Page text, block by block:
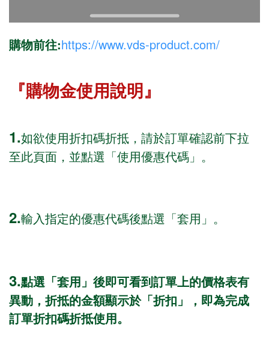
購物前往:https://www.vds-product.com/
『購物金使用說明』
1.如欲使用折扣碼折抵，請於訂單確認前下拉
至此頁面，並點選「使用優惠代碼」。
2.輸入指定的優惠代碼後點選「套用」。
3.點選「套用」後即可看到訂單上的價格表有
異動，折抵的金額顯示於「折扣」，即為完成
訂單折扣碼折抵使用。